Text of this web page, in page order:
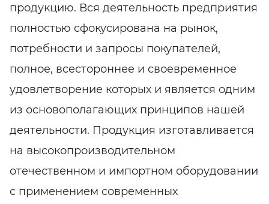
продукцию. Вся деятельность предприятия
полностью сфокусирована на рынок,
потребности и запросы покупателей,
полное, всестороннее и своевременное
удовлетворение которых и является одним
из основополагающих принципов нашей
деятельности. Продукция изготавливается
на высокопроизводительном
отечественном и импортном оборудовании
с применением современных